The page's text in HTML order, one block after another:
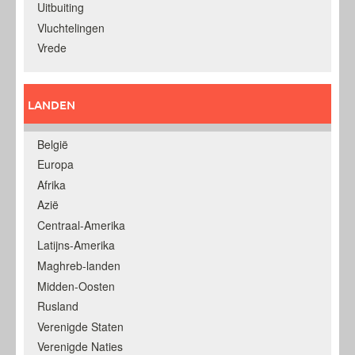
Uitbuiting
Vluchtelingen
Vrede
LANDEN
België
Europa
Afrika
Azië
Centraal-Amerika
Latijns-Amerika
Maghreb-landen
Midden-Oosten
Rusland
Verenigde Staten
Verenigde Naties